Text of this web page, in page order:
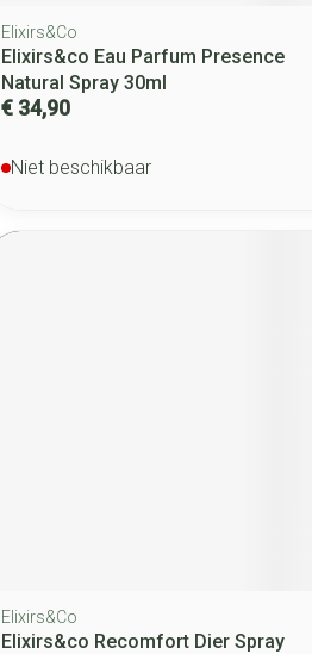
Elixirs&Co
Elixirs&co Eau Parfum Presence
Natural Spray 30ml
€ 34,90
Niet beschikbaar
Elixirs&Co
Elixirs&co Recomfort Dier Spray